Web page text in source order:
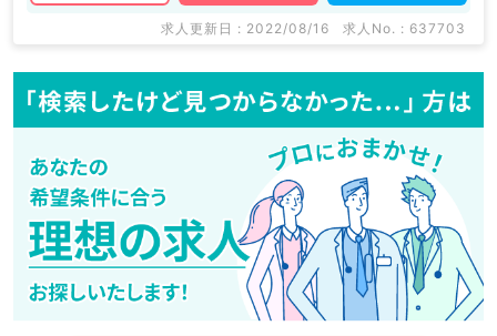
求人更新日 : 2022/08/16 求人No. : 637703